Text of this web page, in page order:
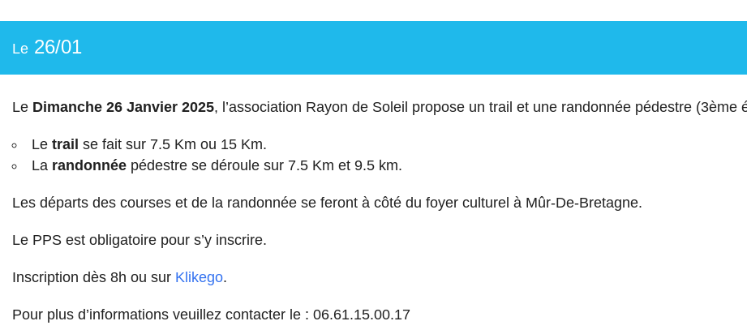
Le 26/01
Le Dimanche 26 Janvier 2025, l’association Rayon de Soleil propose un trail et une randonnée pédestre
Le trail se fait sur 7.5 Km ou 15 Km.
La randonnée pédestre se déroule sur 7.5 Km et 9.5 km.
Les départs des courses et de la randonnée se feront à côté du foyer culturel à Mûr-De-Bretagne.
Le PPS est obligatoire pour s’y inscrire.
Inscription dès 8h ou sur Klikego.
Pour plus d’informations veuillez contacter le : 06.61.15.00.17